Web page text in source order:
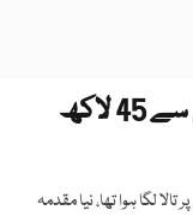
انمول پنکی کی نشاندہی پر کراچی سے 45 لاکھ
لگا ہوا تھا، نیا مقدمہ